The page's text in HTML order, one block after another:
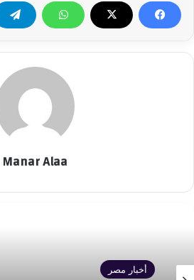
Manar Alaa
أخبار مصر